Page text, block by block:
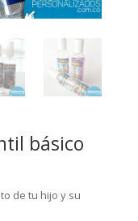
básico
de tu hijo y su